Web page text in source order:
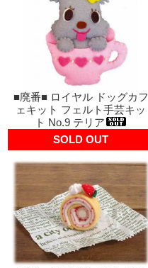
■廃番■ ロイヤル ドッグカフ
ェキット フェルト手芸キッ
ト No.9 テリア
SOLD OUT